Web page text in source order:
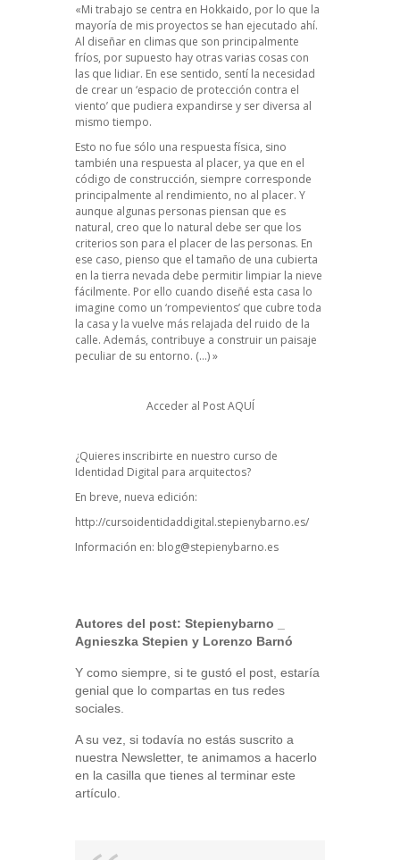
«Mi trabajo se centra en Hokkaido, por lo que la
mayoría de mis proyectos se han ejecutado ahí.
Al diseñar en climas que son principalmente
fríos, por supuesto hay otras varias cosas con
las que lidiar. En ese sentido, sentí la necesidad
de crear un ‘espacio de protección contra el
viento’ que pudiera expandirse y ser diversa al
mismo tiempo.
Esto no fue sólo una respuesta física, sino
también una respuesta al placer, ya que en el
código de construcción, siempre corresponde
principalmente al rendimiento, no al placer. Y
aunque algunas personas piensan que es
natural, creo que lo natural debe ser que los
criterios son para el placer de las personas. En
ese caso, pienso que el tamaño de una cubierta
en la tierra nevada debe permitir limpiar la nieve
fácilmente. Por ello cuando diseñé esta casa lo
imagine como un ‘rompevientos’ que cubre toda
la casa y la vuelve más relajada del ruido de la
calle. Además, contribuye a construir un paisaje
peculiar de su entorno. (…) »
Acceder al PostAQUÍ
¿Quieres inscribirte en nuestro curso de
Identidad Digital para arquitectos?
En breve, nueva edición:
http://cursoidentidaddigital.stepienybarno.es/
Información en: blog@stepienybarno.es
Autores del post: Stepienybarno
Agnieszka Stepien y Lorenzo Barnó
Y como siempre, si te gustó el post, estaría
genial que lo compartas en tus redes
sociales.
A su vez, si todavía no estás suscrito a
nuestra Newsletter, te animamos a hacerlo
en la casilla que tienes al terminar este
artículo.